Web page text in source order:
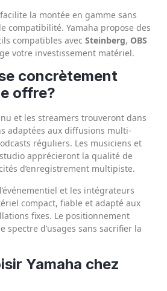
la montée en gamme sans
compatibilité. Yamaha propose des
compatibles avec Steinberg, OBS
votre investissement matériel.
concrètement
offre?
et les streamers trouveront dans
adaptées aux diffusions multi-
réguliers. Les musiciens et
apprécieront la qualité de
d’enregistrement multipiste.
et les intégrateurs
compact, fiable et adapté aux
fixes. Le positionnement
spectre d’usages sans sacrifier la
Yamaha chez